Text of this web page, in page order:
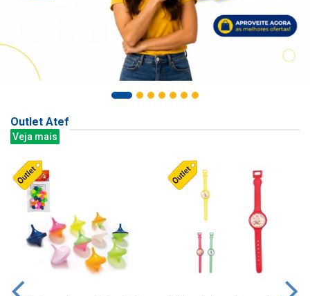
Outlet Atef
Veja mais